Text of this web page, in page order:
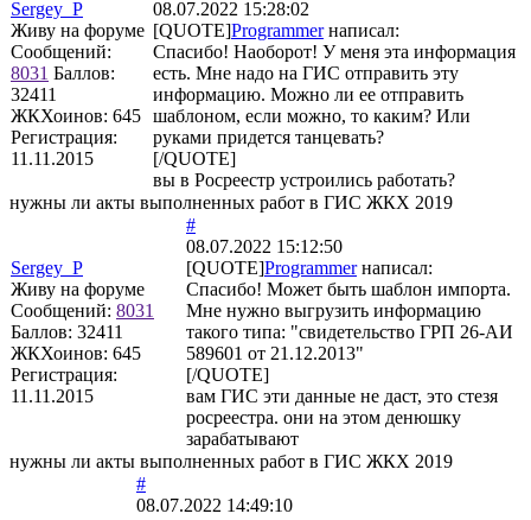
Sergey_P
Живу на форуме
Сообщений:
8031 Баллов:
32411
ЖКХоинов: 645
Регистрация:
11.11.2015
08.07.2022 15:28:02
[QUOTE]Programmerнаписал:
Спасибо! Наоборот! У меня эта информация
есть. Мне надо на ГИС отправить эту
информацию. Можно ли ее отправить
шаблоном, если можно, то каким? Или
руками придется танцевать?
[/QUOTE]
вы в Росреестр устроились работать?
нужны ли акты выполненных работ в ГИС ЖКХ 2019
Sergey_P
Живу на форуме
Сообщений: 8031
Баллов: 32411
ЖКХоинов: 645
Регистрация:
11.11.2015
#
08.07.2022 15:12:50
[QUOTE]Programmerнаписал:
Спасибо! Может быть шаблон импорта.
Мне нужно выгрузить информацию
такого типа: "свидетельство ГРП 26-АИ
589601 от 21.12.2013"
[/QUOTE]
вам ГИС эти данные не даст, это стезя
росреестра. они на этом денюшку
зарабатывают
нужны ли акты выполненных работ в ГИС ЖКХ 2019
#
08.07.2022 14:49:10